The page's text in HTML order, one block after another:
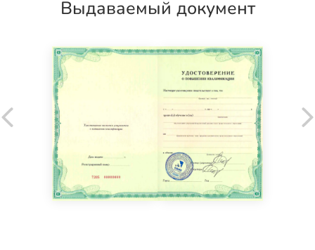
Выдаваемый документ